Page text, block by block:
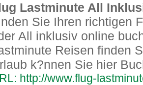
Lastminute All
Sie Ihren richtigen
All inklusiv online
Reisen finden
k?nnen Sie hier
http://www.flug-